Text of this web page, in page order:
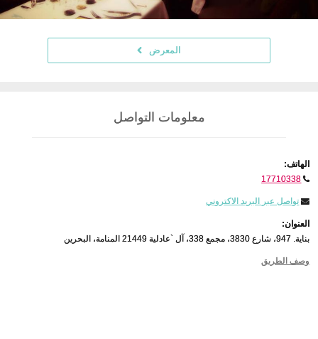
المعرض
معلومات التواصل
الهاتف:
17710338
تواصل عبر البريد الاكتروني
العنوان:
بناية. 947، شارع 3830، مجمع 338، آل `عادلية 21449 المنامة، البحرين
وصف الطريق